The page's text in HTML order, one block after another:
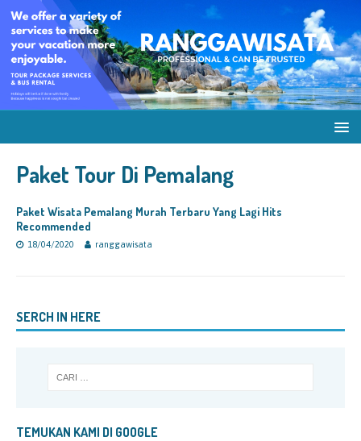
Paket Tour Di Pemalang
Paket Wisata Pemalang Murah Terbaru Yang Lagi Hits
Recommended
18/04/2020 ranggawisata
SERCH IN HERE
TEMUKAN KAMI DI GOOGLE